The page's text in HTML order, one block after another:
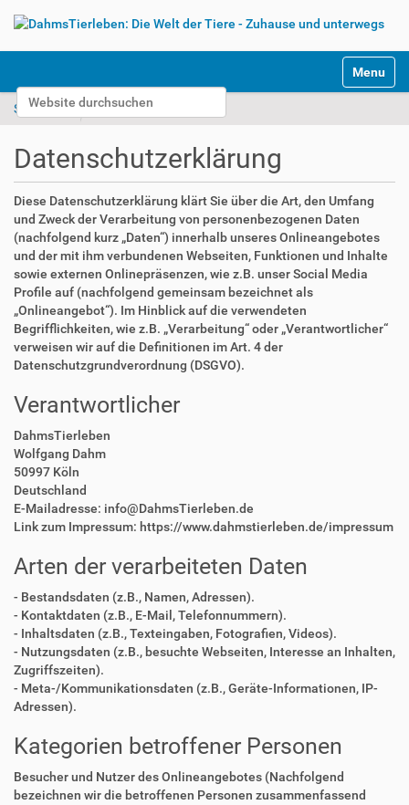
Website durchsuchen
Erweiterte Suche…
k
Toggle
Startseite Datenschutzerklärung
Datenschutzerklärung
Diese Datenschutzerklärung klärt Sie über die Art, den Umfang
und Zweck der Verarbeitung von personenbezogenen Daten
(nachfolgend kurz „Daten“) innerhalb unseres Onlineangebotes
und der mit ihm verbundenen Webseiten, Funktionen und Inhalte
sowie externen Onlinepräsenzen, wie z.B. unser Social Media
Profile auf (nachfolgend gemeinsam bezeichnet als
„Onlineangebot“). Im Hinblick auf die verwendeten
Begrifflichkeiten, wie z.B. „Verarbeitung“ oder „Verantwortlicher“
verweisen wir auf die Definitionen im Art. 4 der
Datenschutzgrundverordnung (DSGVO).
Verantwortlicher
DahmsTierleben
Wolfgang Dahm
50997 Köln
Deutschland
E-Mailadresse: info@DahmsTierleben.de
Link zum Impressum: https://www.dahmstierleben.de/impressum
Arten der verarbeiteten Daten
- Bestandsdaten (z.B., Namen, Adressen).
- Kontaktdaten (z.B., E-Mail, Telefonnummern).
- Inhaltsdaten (z.B., Texteingaben, Fotografien, Videos).
- Nutzungsdaten (z.B., besuchte Webseiten, Interesse an Inhalten,
Zugriffszeiten).
- Meta-/Kommunikationsdaten (z.B., Geräte-Informationen, IP-
Adressen).
Kategorien betroffener Personen
Besucher und Nutzer des Onlineangebotes (Nachfolgend
bezeichnen wir die betroffenen Personen zusammenfassend